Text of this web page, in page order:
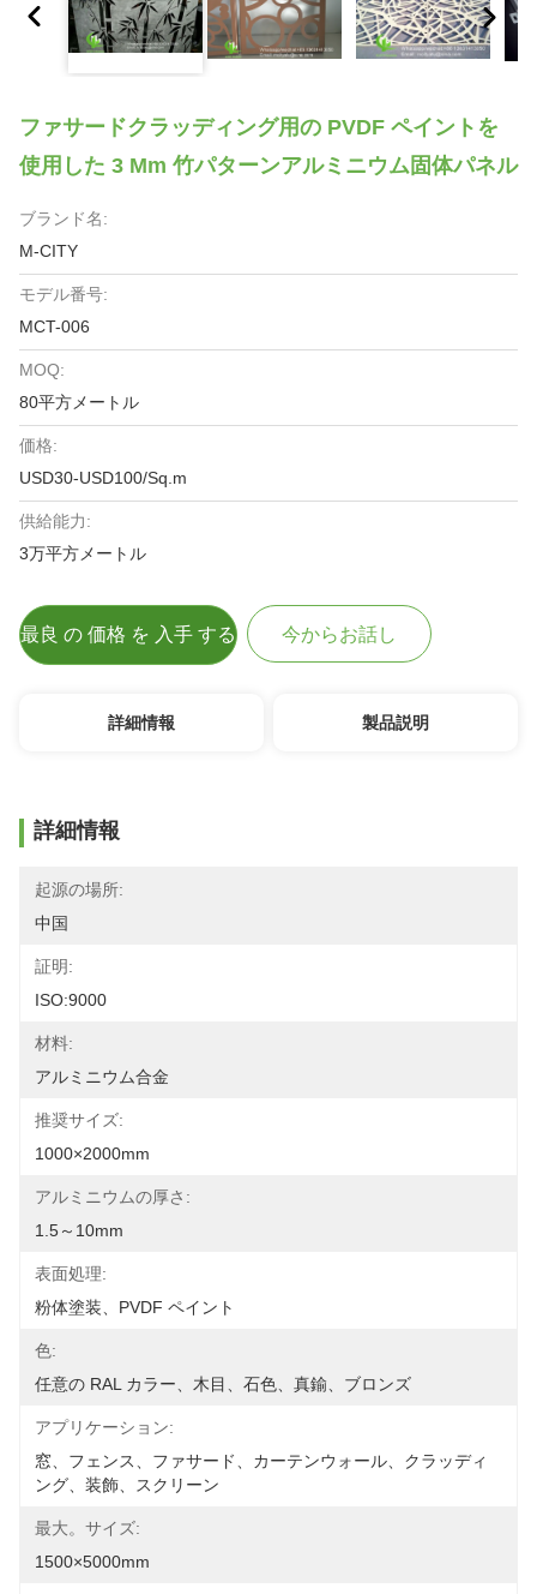
ファサードクラッディング用の PVDF ペイントを
使用した 3 Mm 竹パターンアルミニウム固体パネル
ブランド名:
M-CITY
モデル番号:
MCT-006
MOQ:
80平方メートル
価格:
USD30-USD100/Sq.m
供給能力:
3万平方メートル
最良 の 価格 を 入手 する 今からお話し
詳細情報 製品説明
詳細情報
起源の場所:
中国
証明:
ISO:9000
材料:
アルミニウム合金
推奨サイズ:
1000×2000mm
アルミニウムの厚さ:
1.5～10mm
表面処理:
粉体塗装、PVDF ペイント
色:
任意の RAL カラー、木目、石色、真鍮、ブロンズ
アプリケーション:
窓、フェンス、ファサード、カーテンウォール、クラッディ
ング、装飾、スクリーン
最大。サイズ:
1500×5000mm